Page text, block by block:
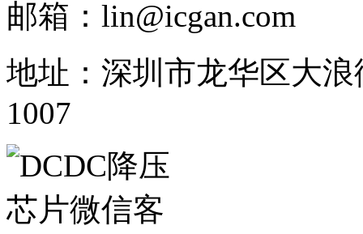
邮箱：lin@icgan.com
地址：深圳市龙华区大
1007